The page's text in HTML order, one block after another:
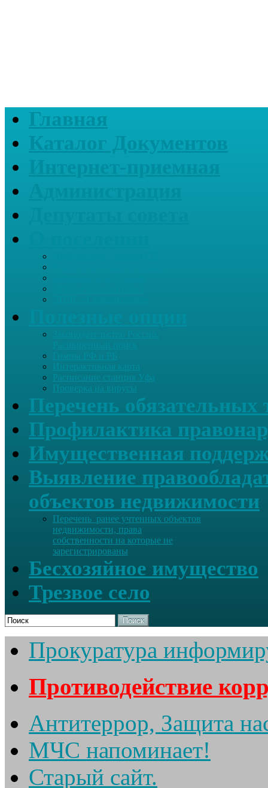
Главная
Каталог Документов
Интерактивная карта
Расписание станция Уфа
Проверка на вирусы
Перечень обязательных
Профилактика
Имущественная
Выявление
объектов недвижимости
Перечень ранее учтенных объектов
недвижимости, права
собственности на которые не
зарегистрированы
Бесхозяйное имущество
Трезвое село
Поиск
Прокуратура
Противодействие
Антитеррор, Защита
МЧС напоминает!
Старый сайт.